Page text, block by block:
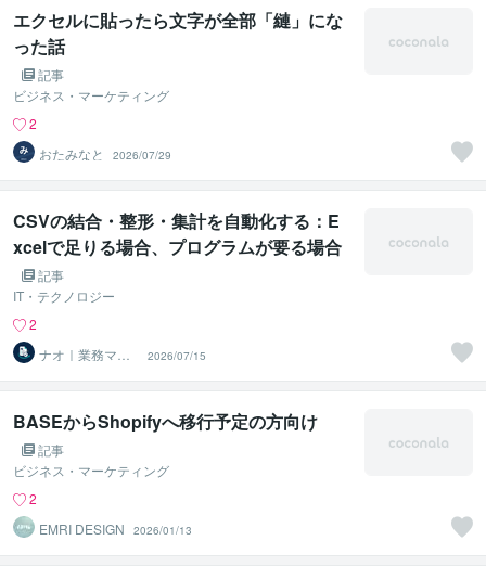
エクセルに貼ったら文字が全部「縺」にな
った話
記事
ビジネス・マーケティング
2
おたみなと
2026/07/29
CSVの結合・整形・集計を自動化する：E
xcelで足りる場合、プログラムが要る場合
記事
IT・テクノロジー
2
ナオ｜業務マニ
ュアル・仕組み
化
2026/07/15
BASEからShopifyへ移行予定の方向け
記事
ビジネス・マーケティング
2
EMRI DESIGN
2026/01/13